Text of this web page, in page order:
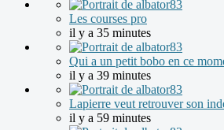
Les courses pro
il y a 35 minutes
Qui a un petit bobo en ce
il y a 39 minutes
Lapierre veut retrouver son
il y a 59 minutes